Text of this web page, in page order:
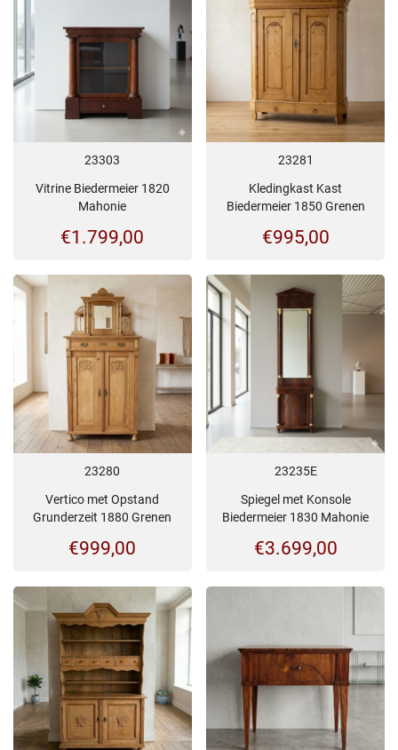
23303
Vitrine Biedermeier 1820
Mahonie
€1.799,00
23281
Kledingkast Kast
Biedermeier 1850 Grenen
€995,00
23280
Vertico met Opstand
Grunderzeit 1880 Grenen
€999,00
23235E
Spiegel met Konsole
Biedermeier 1830 Mahonie
€3.699,00